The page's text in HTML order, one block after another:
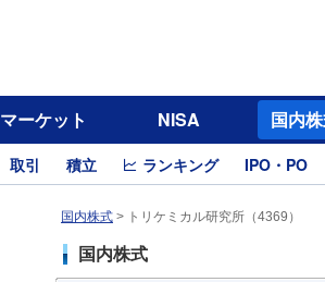
マーケット NISA 国内
取引 積立 ランキング IPO・PO
国内株式 > トリケミカル研究所（4369）
国内株式